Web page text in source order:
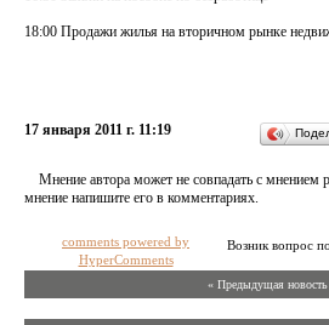
18:00 Продажи жилья на вторичном рынке
17 января 2011 г. 11:19
Мнение автора может не совпадать с мнением
мнение напишите его в комментариях.
Возник вопрос
comments powered by
HyperComments
« Предыдущая